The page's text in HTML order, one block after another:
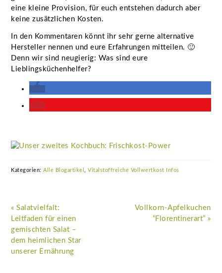
eine kleine Provision, für euch entstehen dadurch aber
keine zusätzlichen Kosten.
In den Kommentaren könnt ihr sehr gerne alternative
Hersteller nennen und eure Erfahrungen mitteilen. 🙂
Denn wir sind neugierig: Was sind eure
Lieblingsküchenhelfer?
Kategorien:Alle Blogartikel ,Vitalstoffreiche Vollwertkost Infos
Vorheriger
Beitrag:
« Salatvielfalt:
Leitfaden für einen
gemischten Salat –
dem heimlichen Star
unserer Ernährung
Nächster
Beitrag:
Vollkorn-Apfelkuchen
“Florentinerart” »